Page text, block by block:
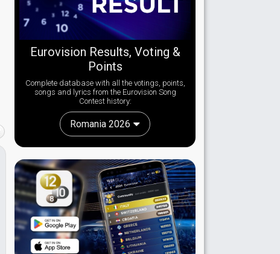
Eurovision Results, Voting &
Points
Complete database with all the votings, points,
songs and lyrics from the Eurovision Song
Contest history:
Romania 2026